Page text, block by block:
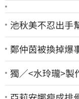
池秋美不忍出
鄭仲茵被換掉
獨／<水玲瓏>